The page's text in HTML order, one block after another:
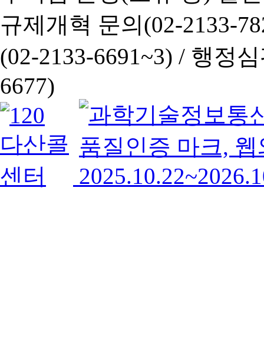
규제개혁 문의(02-2133-
(02-2133-6691~3) / 행정심
6677)